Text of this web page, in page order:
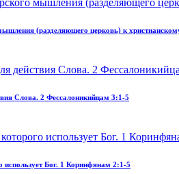
(разделяющего церковь) к
Слова. 2 Фессалоникийцам 3:1-5
использует Бог. 1 Коринфянам 2:1-5